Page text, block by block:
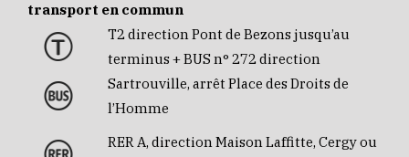
transport en commun
T2 direction Pont de Bezons jusqu’au
terminus + BUS n° 272 direction
Sartrouville, arrêt Place des Droits de
l’Homme
RER A, direction Maison Laffitte, Cergy ou